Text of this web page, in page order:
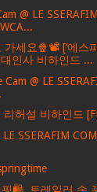
@ LE SSERAFIM
가세요🍿📽️ [‘에스
인사 비하인드 ...
@ LE
리허설 비하인드
SSERAFIM
🛍️, 트레일러 속